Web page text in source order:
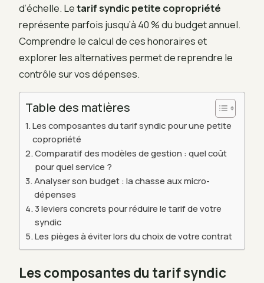
d’échelle. Letarif syndic petite copropriété
représente parfois jusqu’à 40 % du budget annuel.
Comprendre le calcul de ces honoraires et
explorer les alternatives permet de reprendre le
contrôle sur vos dépenses.
Table des matières
Les composantes du tarif syndic pour une petite
copropriété
Comparatif des modèles de gestion : quel coût
pour quel service ?
Analyser son budget : la chasse aux micro-
dépenses
3 leviers concrets pour réduire le tarif de votre
syndic
Les pièges à éviter lors du choix de votre contrat
Les composantes du tarif syndic